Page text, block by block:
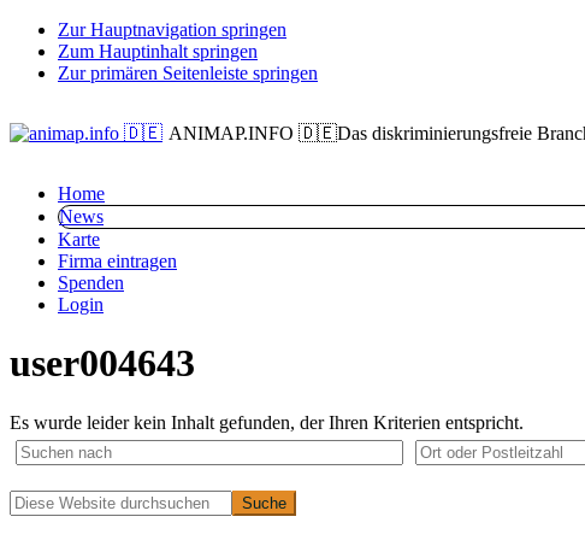
Zur Hauptnavigation springen
Zum Hauptinhalt springen
Zur primären Seitenleiste springen
ANIMAP.INFO 🇩🇪Das diskriminierungsfreie
Home
News
Karte
Firma eintragen
Spenden
Login
user004643
Es wurde leider kein Inhalt gefunden, der Ihren Kriterien entspricht.
Primäre
Diese
Website